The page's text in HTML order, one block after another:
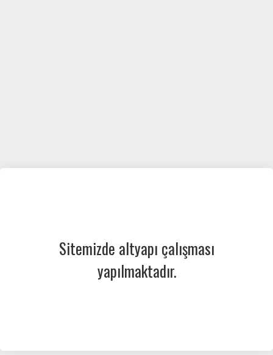
Sitemizde altyapı çalışması
yapılmaktadır.